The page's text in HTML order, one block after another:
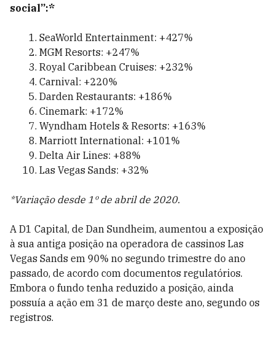
social”:*
SeaWorld Entertainment: +427%
MGM Resorts: +247%
Royal Caribbean Cruises: +232%
Carnival: +220%
Darden Restaurants: +186%
Cinemark: +172%
Wyndham Hotels & Resorts: +163%
Marriott International: +101%
Delta Air Lines: +88%
Las Vegas Sands: +32%
*Variação desde 1º de abril de 2020.
A D1 Capital, de Dan Sundheim, aumentou a exposição
à sua antiga posição na operadora de cassinos Las
Vegas Sands em 90% no segundo trimestre do ano
passado, de acordo com documentos regulatórios.
Embora o fundo tenha reduzido a posição, ainda
possuía a ação em 31 de março deste ano, segundo os
registros.